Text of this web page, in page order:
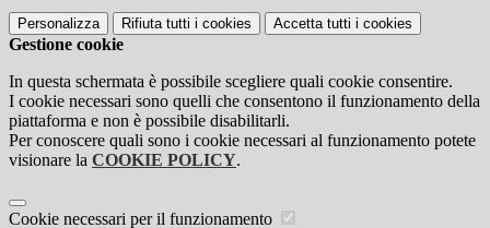
Personalizza Rifiuta tutti i cookies Accetta tutti i cookies
Gestione cookie
In questa schermata è possibile scegliere quali cookie consentire.
I cookie necessari sono quelli che consentono il funzionamento della
piattaforma e non è possibile disabilitarli.
Per conoscere quali sono i cookie necessari al funzionamento potete
visionare la COOKIE POLICY.
Cookie necessari per il funzionamento